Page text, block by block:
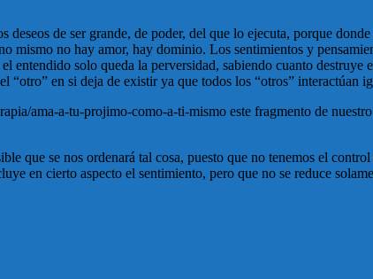
de ser grande, de poder, del que lo ejecuta, porque
no hay amor, hay dominio. Los sentimientos y
entendido solo queda la perversidad, sabiendo cuanto
en si deja de existir ya que todos los “otros” interactúan
ama-a-tu-projimo-como-a-ti-mismo este fragmento de
que se nos ordenará tal cosa, puesto que no tenemos el
en cierto aspecto el sentimiento, pero que no se reduce